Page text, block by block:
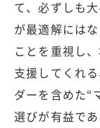
て、必ずしも
が最適解には
ことを重視し
支援してくれ
ダーを含めた“
選びが有益であ